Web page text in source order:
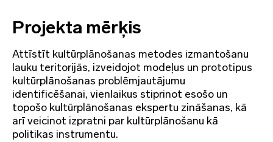
Projekta mērķis
Attīstīt kultūrplānošanas metodes izmantošanu
lauku teritorijās, izveidojot modeļus un prototipus
kultūrplānošanas problēmjautājumu
identificēšanai, vienlaikus stiprinot esošo un
topošo kultūrplānošanas ekspertu zināšanas, kā
arī veicinot izpratni par kultūrplānošanu kā
politikas instrumentu.